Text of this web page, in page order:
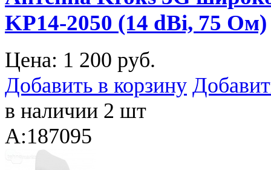
KP14-2050 (14 dBi, 75 Ом)
Цена: 1 200 руб.
Добавить в корзину
в наличии 2 шт
A:187095